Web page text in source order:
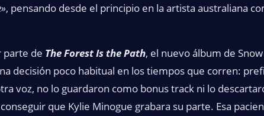
, pensando desde el principio en la artista australiana
parte de The Forest Is the Path, el nuevo álbum de Snow
decisión poco habitual en los tiempos que corren:
voz, no lo guardaron como bonus track ni lo
que Kylie Minogue grabara su parte. Esa